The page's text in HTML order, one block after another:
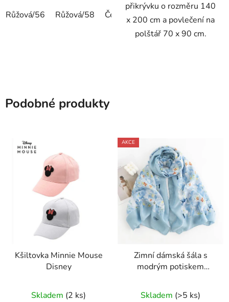
Růžová/56 Růžová/58 Červená/56 Červená/58
přikrývku o rozměru 140
x 200 cm a povlečení na
polštář 70 x 90 cm.
Podobné produkty
Kšiltovka Minnie Mouse
Disney
Skladem (2 ks)
AKCE
Zimní dámská šála s
modrým potiskem
Skladem (>5 ks)